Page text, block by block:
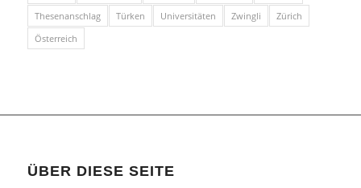
Thesenanschlag
Türken Universitäten Zwingli
Zürich
Österreich
ÜBER DIESE SEITE